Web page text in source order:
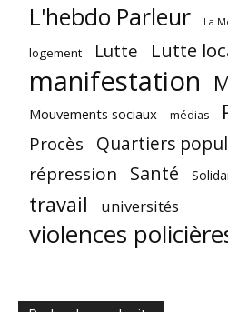
L'hebdo Parleur La
logement
Lutte Lutte
manifestation
Mouvements sociaux médias
Procès Quartiers
répression Santé
travail universités
violences